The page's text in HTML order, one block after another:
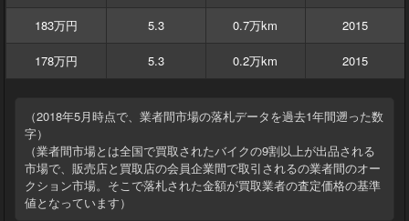
183万円 5.3 0.7万km 2015
178万円 5.3 0.2万km 2015
（2018年5月時点で、業者間市場の落札データを過去1年間遡った数
字）
（業者間市場とは全国で買取されたバイクの9割以上が出品される
市場で、販売店と買取店の会員企業間で取引されるの業者間のオー
クション市場。そこで落札された金額が買取業者の査定価格の基準
値となっています）